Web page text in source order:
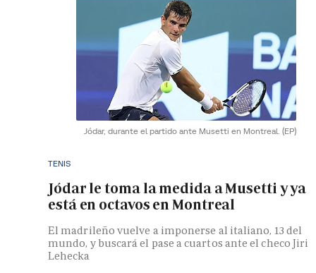
Jódar, durante el partido ante Musetti en Montreal. (EP)
TENIS
Jódar le toma la medida a Musetti y ya
está en octavos en Montreal
El madrileño vuelve a imponerse al italiano, 13 del
mundo, y buscará el pase a cuartos ante el checo Jiri
Lehecka